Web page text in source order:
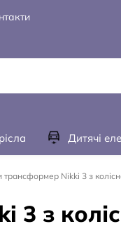
Дитячі
трансформер Nikki 3 з
з